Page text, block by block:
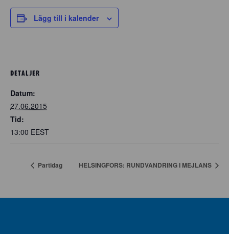
Lägg till i kalender
DETALJER
Datum:
27.06.2015
Tid:
13:00 EEST
Partidag HELSINGFORS: RUNDVANDRING I MEJLANS